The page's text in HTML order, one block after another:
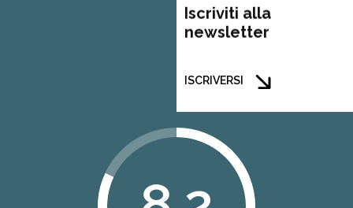
Iscriviti alla
newsletter
ISCRIVERSI